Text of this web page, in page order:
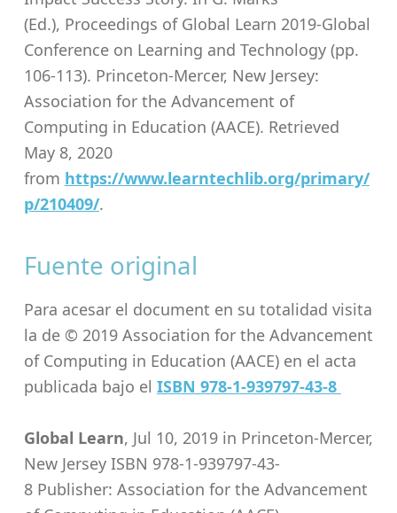
(Ed.), Proceedings of Global Learn 2019-Global
Conference on Learning and Technology (pp.
106-113). Princeton-Mercer, New Jersey:
Association for the Advancement of
Computing in Education (AACE). Retrieved
May 8, 2020
from https://www.learntechlib.org/primary/
p/210409/.
Fuente original
Para acesar el document en su totalidad visita
la de © 2019 Association for the Advancement
of Computing in Education (AACE) en el acta
publicada bajo el ISBN 978-1-939797-43-8
Global Learn, Jul 10, 2019 in Princeton-Mercer,
New Jersey ISBN 978-1-939797-43-
8 Publisher: Association for the Advancement